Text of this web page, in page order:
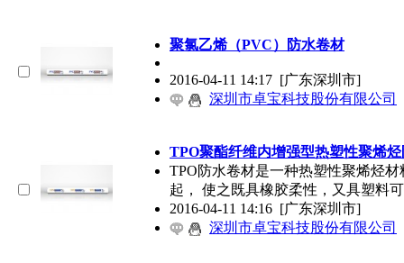
聚氯乙烯（PVC）防水卷材
2016-04-11 14:17 [广东深圳市]
深圳市卓宝科技股份有限公司
TPO聚酯纤维内增强型热塑性聚烯
TPO防水卷材是一种热塑性聚烯烃
起， 使之既具橡胶柔性，又具塑料
2016-04-11 14:16 [广东深圳市]
深圳市卓宝科技股份有限公司